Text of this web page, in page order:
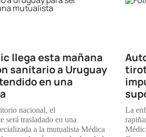
llega esta mañana
sanitario a Uruguay
en una
nacional, el
será trasladado en una
a la mutualista Médica
La